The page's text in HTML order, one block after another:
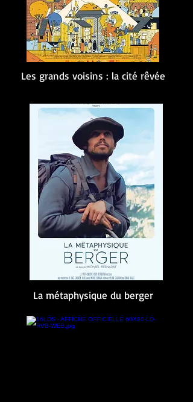
Les grands voisins : la cité rêvée
La métaphysique du berger